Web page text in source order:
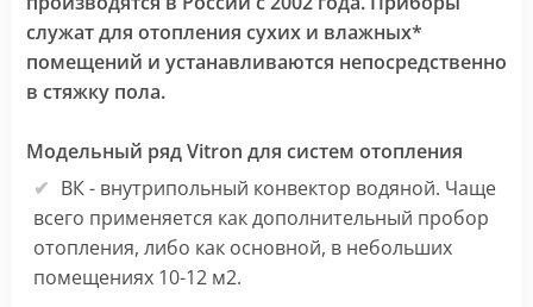
служат для отопления сухих и влажных*
помещений и устанавливаются непосредственно
в стяжку пола.
Модельный ряд Vitron для систем отопления
ВК - внутрипольный конвектор водяной. Чаще
всего применяется как дополнительный пробор
отопления, либо как основной, в небольших
помещениях 10-12 м2.